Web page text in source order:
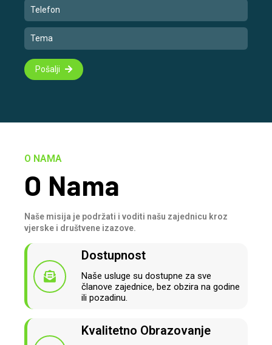
Pošalji
O NAMA
O Nama
Naše misija je podržati i voditi našu zajednicu kroz
vjerske i društvene izazove.
Dostupnost
Naše usluge su dostupne za sve
članove zajednice, bez obzira na godine
ili pozadinu.
Kvalitetno Obrazovanje